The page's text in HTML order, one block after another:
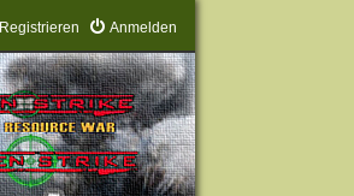
Anmelden
Registrieren